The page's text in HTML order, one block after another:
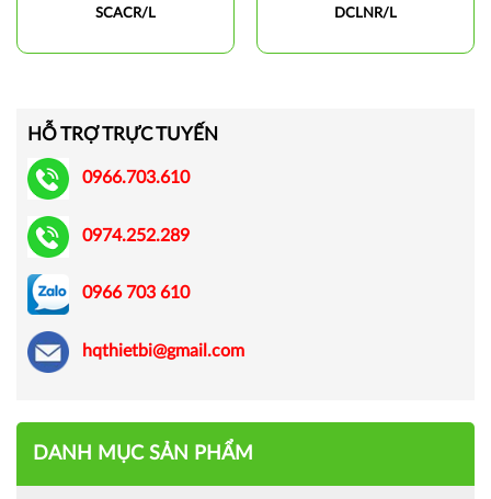
SCACR/L
DCLNR/L
HỖ TRỢ TRỰC TUYẾN
0966.703.610
0974.252.289
0966 703 610
hqthietbi@gmail.com
DANH MỤC SẢN PHẨM